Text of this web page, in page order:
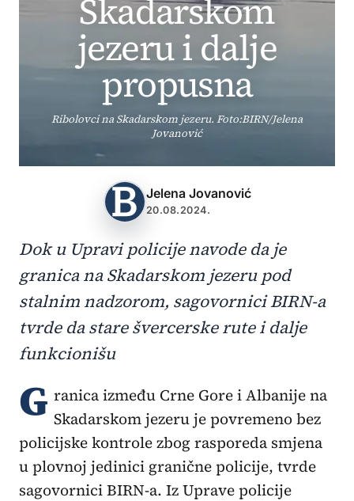
Skadarskom
jezeru i dalje
propusna
Ribolovci na Skadarskom jezeru. Foto:BIRN/Jelena
Jovanović
Jelena Jovanović
20.08.2024.
Dok u Upravi policije navode da je
granica na Skadarskom jezeru pod
stalnim nadzorom, sagovornici BIRN-a
tvrde da stare švercerske rute i dalje
funkcionišu
G ranica između Crne Gore i Albanije na
Skadarskom jezeru je povremeno bez
policijske kontrole zbog rasporeda smjena
u plovnoj jedinici granične policije, tvrde
sagovornici BIRN-a. Iz Uprave policije